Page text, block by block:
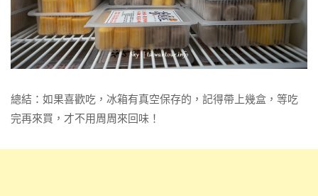
總結：如果喜歡吃，冰箱有真空保存的，記得帶上幾盒，等吃
完再來買，才不用周周來回味！